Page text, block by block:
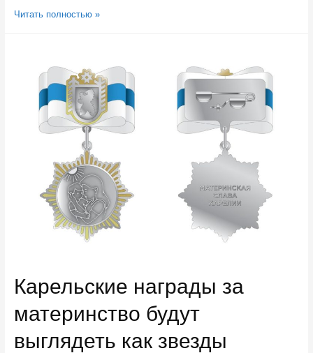
Карелия
миллионов
предоставления
субсидий
Читать полностью »
Карельские награды за
материнство будут
выглядеть как звезды